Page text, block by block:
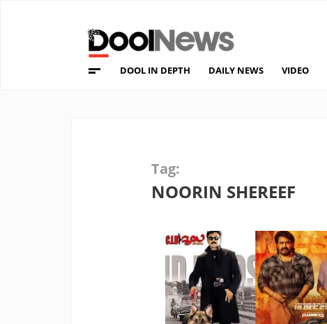
DOOL IN DEPTH DAILY NEWS VIDEO
Tag:
NOORIN SHEREEF